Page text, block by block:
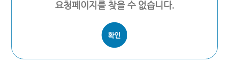
요청페이지를 찾을 수 없습니다.